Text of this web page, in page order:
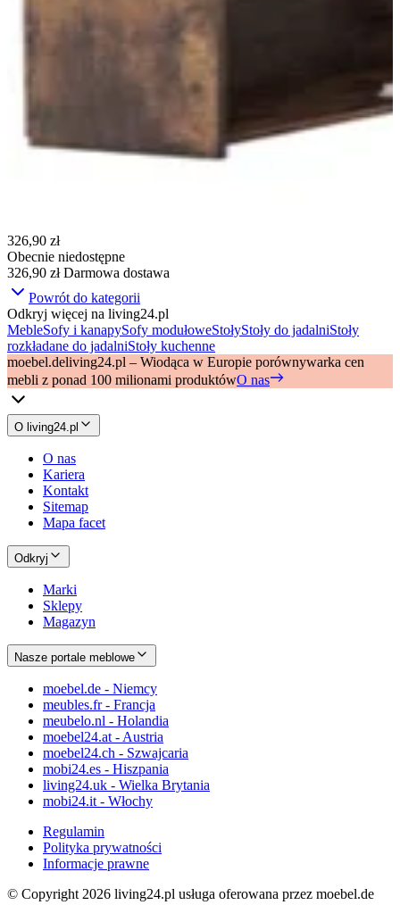
326,90 zł
Obecnie niedostępne
326,90 złDarmowa dostawa
Powrót do kategorii
Odkryj więcej na living24.pl
MebleSofy i kanapySofy modułoweStołyStoły do jadalniStoły
rozkładane do jadalniStoły kuchenne
moebel.deliving24.pl – Wiodąca w Europie porównywarka cen
mebli z ponad 100 milionami produktówO nas
O living24.pl
O nas
Kariera
Kontakt
Sitemap
Mapa facet
Odkryj
Marki
Sklepy
Magazyn
Nasze portale meblowe
moebel.de - Niemcy
meubles.fr - Francja
meubelo.nl - Holandia
moebel24.at - Austria
moebel24.ch - Szwajcaria
mobi24.es - Hiszpania
living24.uk - Wielka Brytania
mobi24.it - Włochy
Regulamin
Polityka prywatności
Informacje prawne
© Copyright 2026 living24.pl usługa oferowana przez moebel.de